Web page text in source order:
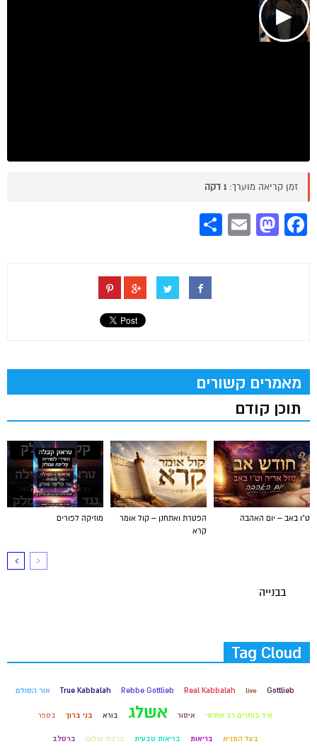
▶
זמן קריאה מוערך: 1 דקה
Facebook
Mastodon
Email
מאמרים קשורים
תוכן קודם
מוזיקה לפורים
הפטרת ואתחנן – קול אומר
קרא
ט"ו באב – יום האהבה
בבנייה
Tag Cloud
Gottlieb
live
Real Kabbalah
Rebbe Gottlieb
True Kabbalah אור הסולם
איך בוחרים רב אמיתי איסור אשלג בורא בני ברוך בספר
בעל התניא בריאות בריאות טבעית ברכת שלום ברסלב